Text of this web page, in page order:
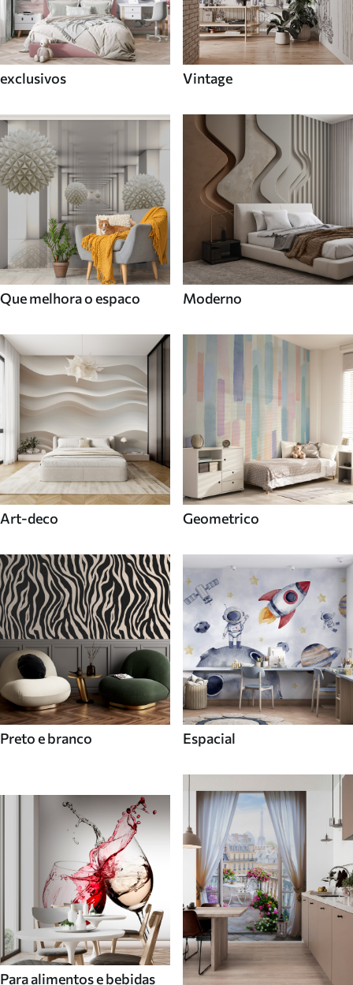
exclusivos Vintage
Que melhora o espaco Moderno
Art-deco Geometrico
Preto e branco Espacial
Para alimentos e bebidas